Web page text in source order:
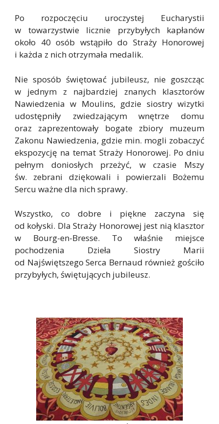
Po rozpoczęciu uroczystej Eucharystii
w towarzystwie licznie przybyłych kapłanów
około 40 osób wstąpiło do Straży Honorowej
i każda z nich otrzymała medalik.
Nie sposób świętować jubileusz, nie goszcząc
w jednym z najbardziej znanych klasztorów
Nawiedzenia w Moulins, gdzie siostry wizytki
udostępniły zwiedzającym wnętrze domu
oraz zaprezentowały bogate zbiory muzeum
Zakonu Nawiedzenia, gdzie min. mogli zobaczyć
ekspozycję na temat Straży Honorowej. Po dniu
pełnym doniosłych przeżyć, w czasie Mszy
św. zebrani dziękowali i powierzali Bożemu
Sercu ważne dla nich sprawy.
Wszystko, co dobre i piękne zaczyna się
od kołyski. Dla Straży Honorowej jest nią klasztor
w Bourg-en-Bresse. To właśnie miejsce
pochodzenia Dzieła Siostry Marii
od Najświętszego Serca Bernaud również gościło
przybyłych, świętujących jubileusz.